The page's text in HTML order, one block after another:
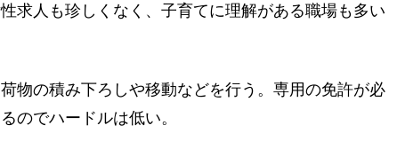
求人も珍しくなく、子育てに理解がある職場も多い
物の積み下ろしや移動などを行う。専用の免許が必
のでハードルは低い。